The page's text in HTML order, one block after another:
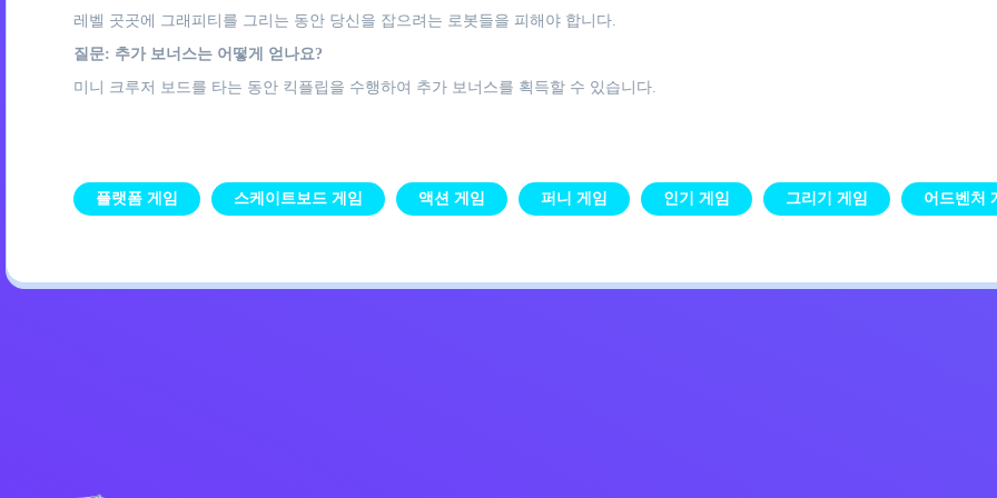
레벨 곳곳에 그래피티를 그리는 동안 당신을 잡으려는 로봇들을 피해야 합니다.
질문: 추가 보너스는 어떻게 얻나요?
미니 크루저 보드를 타는 동안 킥플립을 수행하여 추가 보너스를 획득할 수 있습니다.
플랫폼 게임 스케이트보드 게임 액션 게임 퍼니 게임 인기 게임 그리기 게임 어드벤처